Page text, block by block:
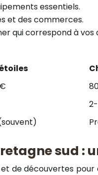
essentiels.
et des commerces.
qui correspond à vos
sud :
de découvertes